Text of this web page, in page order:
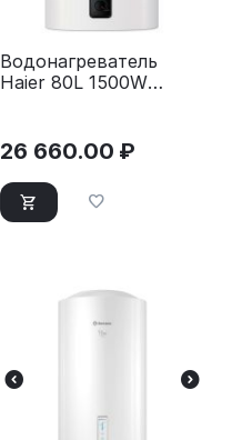
Водонагреватель
Haier 80L 1500W
26 660.00 ₽